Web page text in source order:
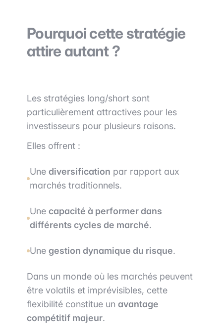
Pourquoi cette stratégie
attire autant ?
Les stratégies long/short sont
particulièrement attractives pour les
investisseurs pour plusieurs raisons.
Elles offrent :
Une diversification par rapport aux
marchés traditionnels.
Une capacité à performer dans
différents cycles de marché.
Une gestion dynamique du risque.
Dans un monde où les marchés peuvent
être volatils et imprévisibles, cette
flexibilité constitue un avantage
compétitif majeur.